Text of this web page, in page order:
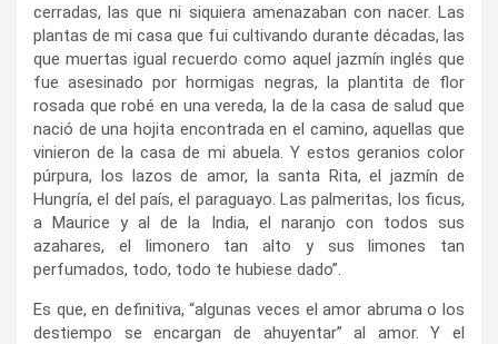
cerradas, las que ni siquiera amenazaban con nacer. Las
plantas de mi casa que fui cultivando durante décadas, las
que muertas igual recuerdo como aquel jazmín inglés que
fue asesinado por hormigas negras, la plantita de flor
rosada que robé en una vereda, la de la casa de salud que
nació de una hojita encontrada en el camino, aquellas que
vinieron de la casa de mi abuela. Y estos geranios color
púrpura, los lazos de amor, la santa Rita, el jazmín de
Hungría, el del país, el paraguayo. Las palmeritas, los ficus,
a Maurice y al de la India, el naranjo con todos sus
azahares, el limonero tan alto y sus limones tan
perfumados, todo, todo te hubiese dado”.
Es que, en definitiva, “algunas veces el amor abruma o los
destiempo se encargan de ahuyentar” al amor. Y el